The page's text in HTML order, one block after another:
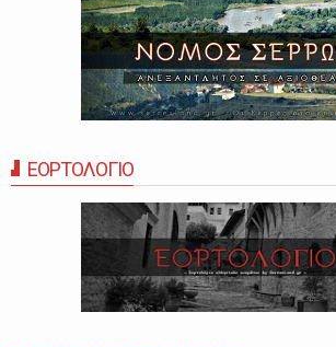
ΕΟΡΤΟΛΟΓΙΟ